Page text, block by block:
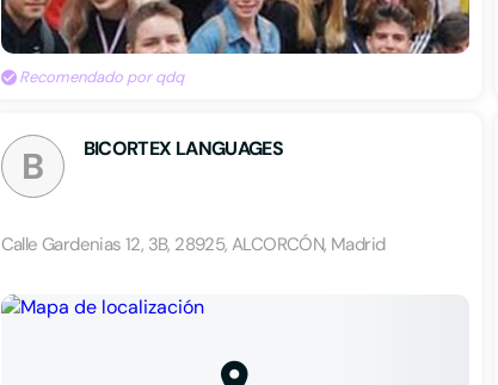
Recomendado por qdq
B BICORTEX LANGUAGES
Calle Gardenias 12, 3B, 28925, ALCORCÓN, Madrid